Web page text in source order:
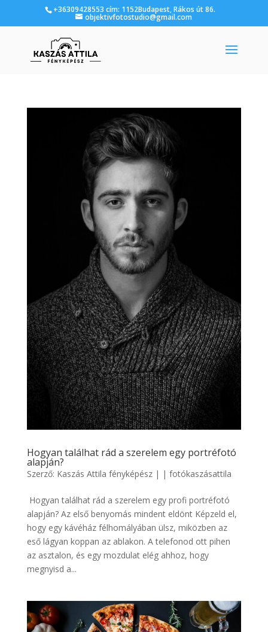
+36309428553 cím: 1152Budapest, Rákos út 86.
objektivfotostudio@gmail.com
Hogyan találhat rád a szerelem egy portréfotó
alapján?
Szerző: Kaszás Attila fényképész| | fotókaszásattila
Hogyan találhat rád a szerelem egy profi portréfotó
alapján? Az első benyomás mindent eldönt Képzeld el,
hogy egy kávéház félhomályában ülsz, miközben az
eső lágyan koppan az ablakon. A telefonod ott pihen
az asztalon, és egy mozdulat elég ahhoz, hogy
megnyisd a...